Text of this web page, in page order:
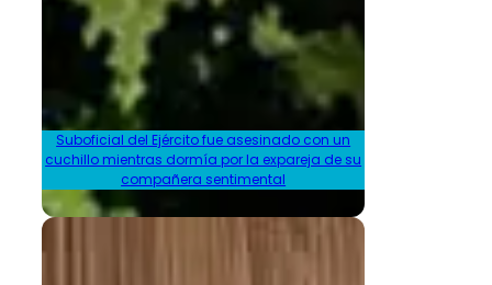
Suboficial del Ejército fue asesinado con un
cuchillo mientras dormía por la expareja de su
compañera sentimental